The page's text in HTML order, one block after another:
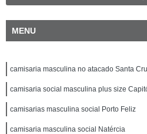
MENU
camisaria masculina no atacado Santa
camisaria social masculina plus size
camisarias masculina social Porto Feliz
camisaria masculina social Natércia